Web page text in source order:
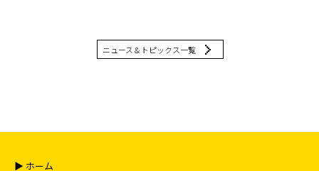
ニュース＆トピックス一覧
▶︎ ホーム